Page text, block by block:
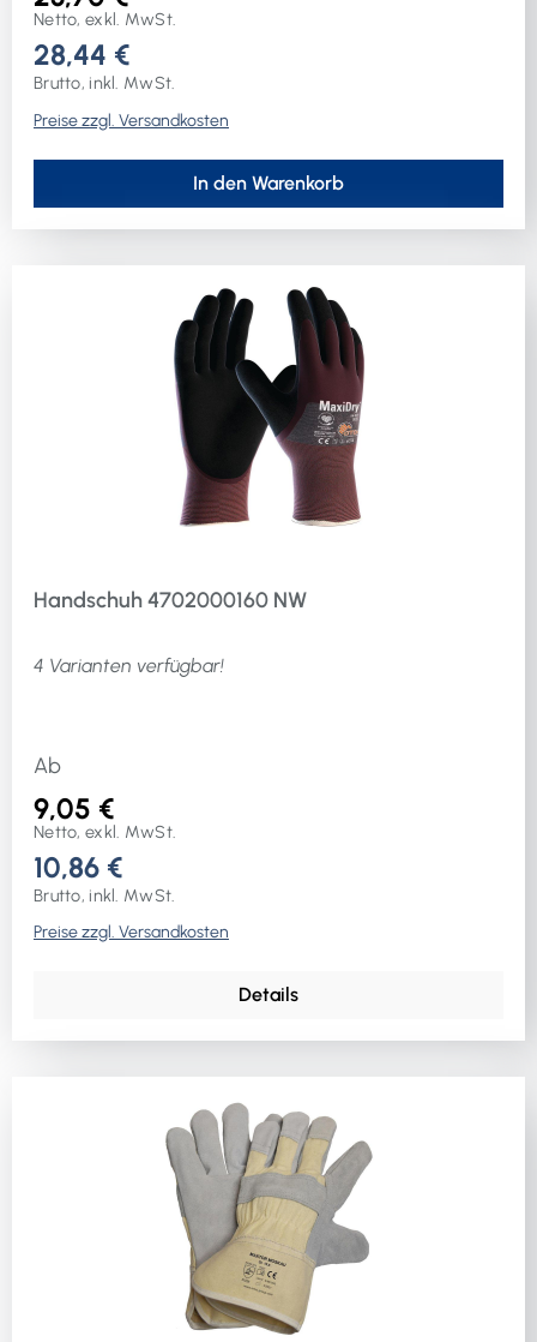
aus silikonfreien Materialien · ausgezeichneter
Oberfläche auch bei Nutzung in feuchten oder nassen
Einsatzbereichen · lebensmittelgeeignet · unsteril und
puderfrei · Box à 50 St. · Anwendung: Chemische
LaboreWeitere technische Eigenschaften:· Länge ca.:
300mm· Werkstoffeignung Handwerk: bedingt
geeignet· Abriebfestigkeit: 2· Weiterreißfestigkeit: 0·
Werkstoffeignung Industrie: sehr gut geeignet·
Werkstoffeignung Lebensmittel: sehr gut geeignet·
Stärke ca.: 0,23mm· Chemikalienfestigkeit: J = n-Heptan
/ K = Natriumhydroxid 40 % / O = Ammoniakwasser 25
% / P = Wasserstoffperoxid 30 % / S = Flusssäure 40 % /
T = Formaldehyd 37 %
Netto, exkl. MwSt.
28,44 €
Brutto, inkl. MwSt.
Preise zzgl. Versandkosten
In den Warenkorb
Handschuh 4702000160 NW
4 Varianten verfügbar!
Ab
9,05 €
Netto, exkl. MwSt.
10,86 €
Brutto, inkl. MwSt.
Preise zzgl. Versandkosten
Details